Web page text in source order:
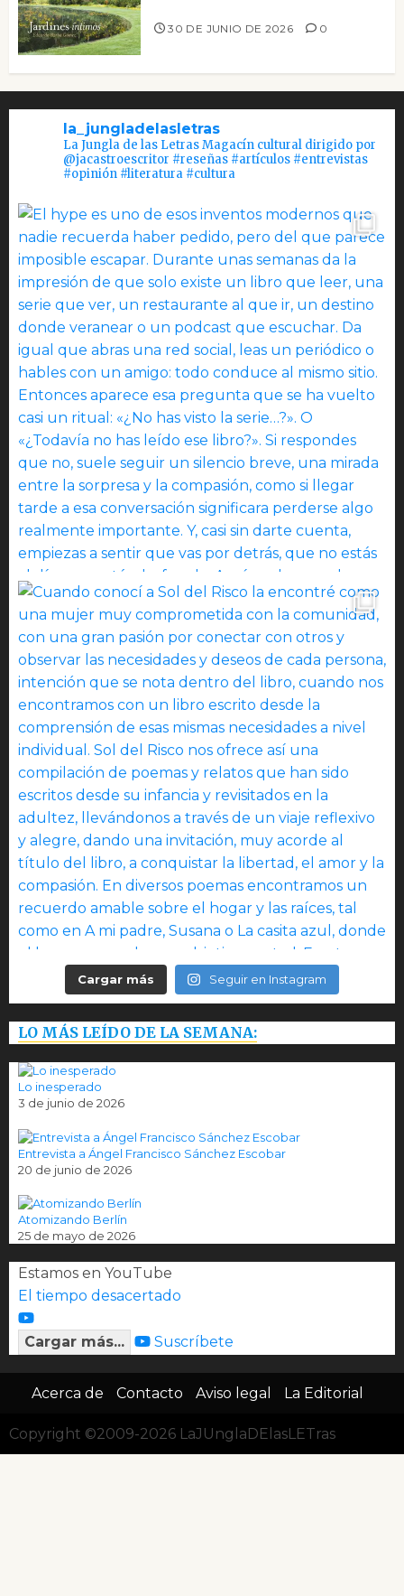
30 DE JUNIO DE 2026 0
la_jungladelasletras
La Jungla de las Letras Magacín cultural dirigido por
@jacastroescritor #reseñas #artículos #entrevistas
#opinión #literatura #cultura
Cargar más Seguir en Instagram
LO MÁS LEÍDO DE LA SEMANA:
Lo inesperado
3 de junio de 2026
Entrevista a Ángel Francisco Sánchez Escobar
20 de junio de 2026
Atomizando Berlín
25 de mayo de 2026
Estamos en YouTube
El tiempo desacertado
Cargar más... Suscríbete
Acerca de Contacto Aviso legal La Editorial
Copyright ©2009-2026 LaJUnglaDElasLETras